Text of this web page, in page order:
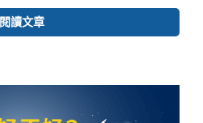
閱讀文章